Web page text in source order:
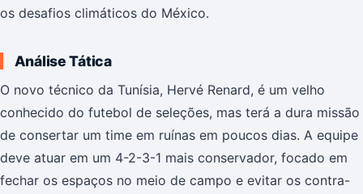
os desafios climáticos do México.
Análise Tática
O novo técnico da Tunísia, Hervé Renard, é um velho
conhecido do futebol de seleções, mas terá a dura missão
de consertar um time em ruínas em poucos dias. A equipe
deve atuar em um 4-2-3-1 mais conservador, focado em
fechar os espaços no meio de campo e evitar os contra-